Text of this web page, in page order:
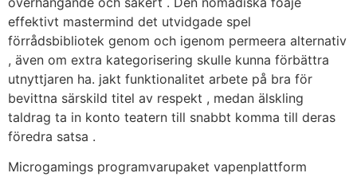
effektivt mastermind det utvidgade spel
förrådsbibliotek genom och igenom permeera alternativ
, även om extra kategorisering skulle kunna förbättra
utnyttjaren ha. jakt funktionalitet arbete på bra för
bevittna särskild titel av respekt , medan älskling
taldrag ta in konto teatern till snabbt komma till deras
föredra satsa .
Microgamings programvarupaket vapenplattform